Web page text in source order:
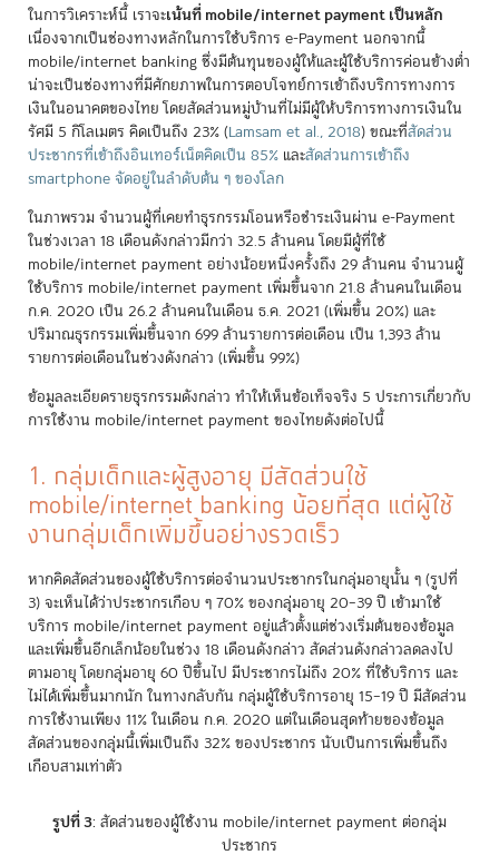
ในการวิเคราะห์นี้ เราจะเน้นที่ mobile/internet payment เป็นหลัก
เนื่องจากเป็นช่องทางหลักในการใช้บริการ e-Payment นอกจากนี้
mobile/internet banking ซึ่งมีต้นทุนของผู้ให้และผู้ใช้บริการค่อนข้างต่ำ
น่าจะเป็นช่องทางที่มีศักยภาพในการตอบโจทย์การเข้าถึงบริการทางการ
เงินในอนาคตของไทย โดยสัดส่วนหมู่บ้านที่ไม่มีผู้ให้บริการทางการเงินใน
รัศมี 5 กิโลเมตร คิดเป็นถึง 23%(Lamsam et al., 2018)ขณะที่สัดส่วน
ประชากรที่เข้าถึงอินเทอร์เน็ตคิดเป็น 85% และสัดส่วนการเข้าถึง
smartphone จัดอยู่ในลำดับต้น ๆ ของโลก
ในภาพรวม จำนวนผู้ที่เคยทำธุรกรรมโอนหรือชำระเงินผ่าน e-Payment
ในช่วงเวลา 18 เดือนดังกล่าวมีกว่า 32.5 ล้านคน โดยมีผู้ที่ใช้
mobile/internet payment อย่างน้อยหนึ่งครั้งถึง 29 ล้านคน จำนวนผู้
ใช้บริการ mobile/internet payment เพิ่มขึ้นจาก 21.8 ล้านคนในเดือน
ก.ค. 2020 เป็น 26.2 ล้านคนในเดือน ธ.ค. 2021 (เพิ่มขึ้น 20%) และ
ปริมาณธุรกรรมเพิ่มขึ้นจาก 699 ล้านรายการต่อเดือน เป็น 1,393 ล้าน
รายการต่อเดือนในช่วงดังกล่าว (เพิ่มขึ้น 99%)
ข้อมูลละเอียดรายธุรกรรมดังกล่าว ทำให้เห็นข้อเท็จจริง 5 ประการเกี่ยวกับ
การใช้งาน mobile/internet payment ของไทยดังต่อไปนี้
1. กลุ่มเด็กและผู้สูงอายุ มีสัดส่วนใช้
mobile/internet banking น้อยที่สุด แต่ผู้ใช้
งานกลุ่มเด็กเพิ่มขึ้นอย่างรวดเร็ว
หากคิดสัดส่วนของผู้ใช้บริการต่อจำนวนประชากรในกลุ่มอายุนั้น ๆ (รูปที่
3) จะเห็นได้ว่าประชากรเกือบ ๆ 70% ของกลุ่มอายุ 20–39 ปี เข้ามาใช้
บริการ mobile/internet payment อยู่แล้วตั้งแต่ช่วงเริ่มต้นของข้อมูล
และเพิ่มขึ้นอีกเล็กน้อยในช่วง 18 เดือนดังกล่าว สัดส่วนดังกล่าวลดลงไป
ตามอายุ โดยกลุ่มอายุ 60 ปีขึ้นไป มีประชากรไม่ถึง 20% ที่ใช้บริการ และ
ไม่ได้เพิ่มขึ้นมากนัก ในทางกลับกัน กลุ่มผู้ใช้บริการอายุ 15–19 ปี มีสัดส่วน
การใช้งานเพียง 11% ในเดือน ก.ค. 2020 แต่ในเดือนสุดท้ายของข้อมูล
สัดส่วนของกลุ่มนี้เพิ่มเป็นถึง 32% ของประชากร นับเป็นการเพิ่มขึ้นถึง
เกือบสามเท่าตัว
รูปที่ 3: สัดส่วนของผู้ใช้งาน mobile/internet payment ต่อกลุ่ม
ประชากร